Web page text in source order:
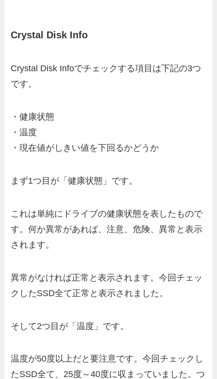
Crystal Disk Info
Crystal Disk Infoでチェックする項目は下記の3つ
です。
・健康状態
・温度
・現在値がしきい値を下回るかどうか
まず1つ目が「健康状態」です。
これは単純にドライブの健康状態を表したもので
す。何か異常があれば、注意、危険、異常と表示
されます。
異常がなければ正常と表示されます。今回チェッ
クしたSSD全て正常と表示されました。
そして2つ目が「温度」です。
温度が50度以上だと要注意です。今回チェックし
たSSD全て、25度～40度に収まっていました。つ